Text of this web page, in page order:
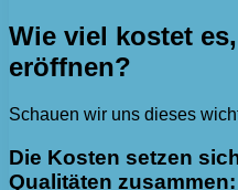
Wie viel kostet
eröffnen?
Schauen wir uns dieses
Die Kosten setzen
Qualitäten zusammen: